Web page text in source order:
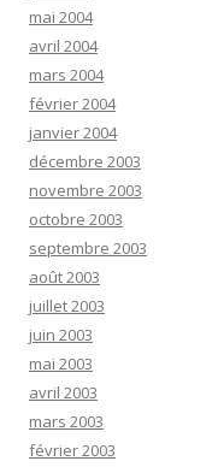
mai 2004
avril 2004
mars 2004
février 2004
janvier 2004
décembre 2003
novembre 2003
octobre 2003
septembre 2003
août 2003
juillet 2003
juin 2003
mai 2003
avril 2003
mars 2003
février 2003